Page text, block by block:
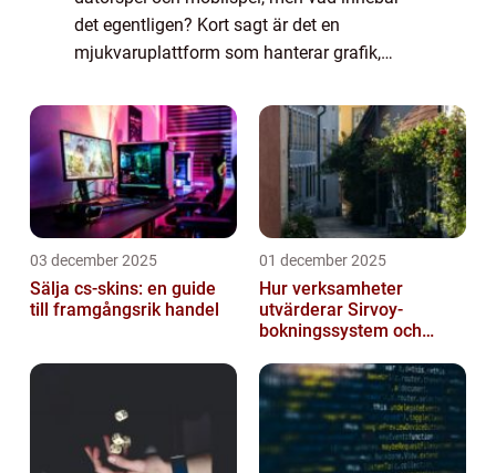
det egentligen? Kort sagt är det en
mjukvaruplattform som hanterar grafik,
kan fokusera p&arin...
03 december 2025
Sälja cs-skins: en guide
till framgångsrik handel
01 december 2025
Hur verksamheter
utvärderar Sirvoy-
bokningssystem och